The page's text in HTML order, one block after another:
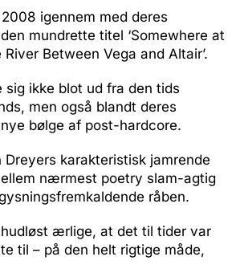
igennem med deres
mundrette titel ‘Somewhere at
Between Vega and Altair’.
sig ikke blot ud fra den tids
men også blandt deres
bølge af post-hardcore.
Dreyers karakteristisk jamrende
nærmest poetry slam-agtig
råben.
ærlige, at det til tider var
til – på den helt rigtige måde,